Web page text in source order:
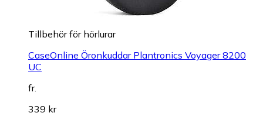
Tillbehör för hörlurar
CaseOnline Öronkuddar Plantronics Voyager 8200
UC
fr.
339 kr